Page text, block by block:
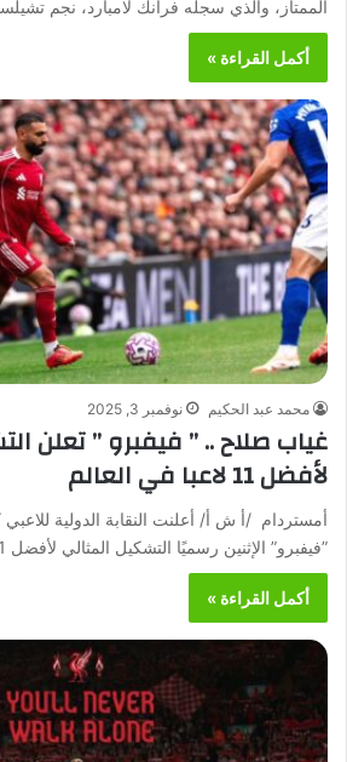
الممتاز، والذي سجله فرانك لامبارد، نجم
أكمل القراءة »
محمد عبد الحكيم نوفمبر 3, 2025
غياب صلاح .. ” فيفبرو ” تعلن
لأفضل 11 لاعبا في العالم
أمستردام /أ ش أ/ أعلنت النقابة الدولية
‏”فيفبرو” الإثنين رسميًا التشكيل المثالي لأفضل 11 لاعباً في…
أكمل القراءة »